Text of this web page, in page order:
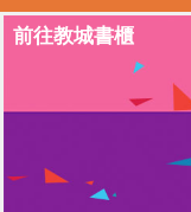
前往教城書櫃